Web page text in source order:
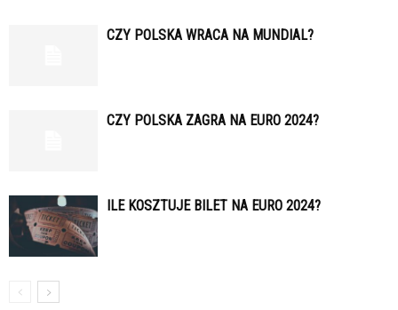
CZY POLSKA WRACA NA MUNDIAL?
CZY POLSKA ZAGRA NA EURO 2024?
ILE KOSZTUJE BILET NA EURO 2024?